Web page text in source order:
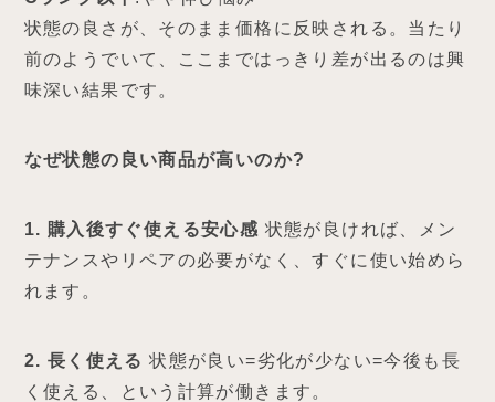
状態の良さが、そのまま価格に反映される。当たり
前のようでいて、ここまではっきり差が出るのは興
味深い結果です。
なぜ状態の良い商品が高いのか?
1. 購入後すぐ使える安心感 状態が良ければ、メン
テナンスやリペアの必要がなく、すぐに使い始めら
れます。
2. 長く使える 状態が良い=劣化が少ない=今後も長
く使える、という計算が働きます。